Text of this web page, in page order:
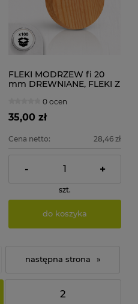
FLEKI MODRZEW fi 20
mm DREWNIANE, FLEKI Z
0 ocen
35,00 zł
Cena netto: 28,46 zł
- +
szt.
do koszyka
2
»